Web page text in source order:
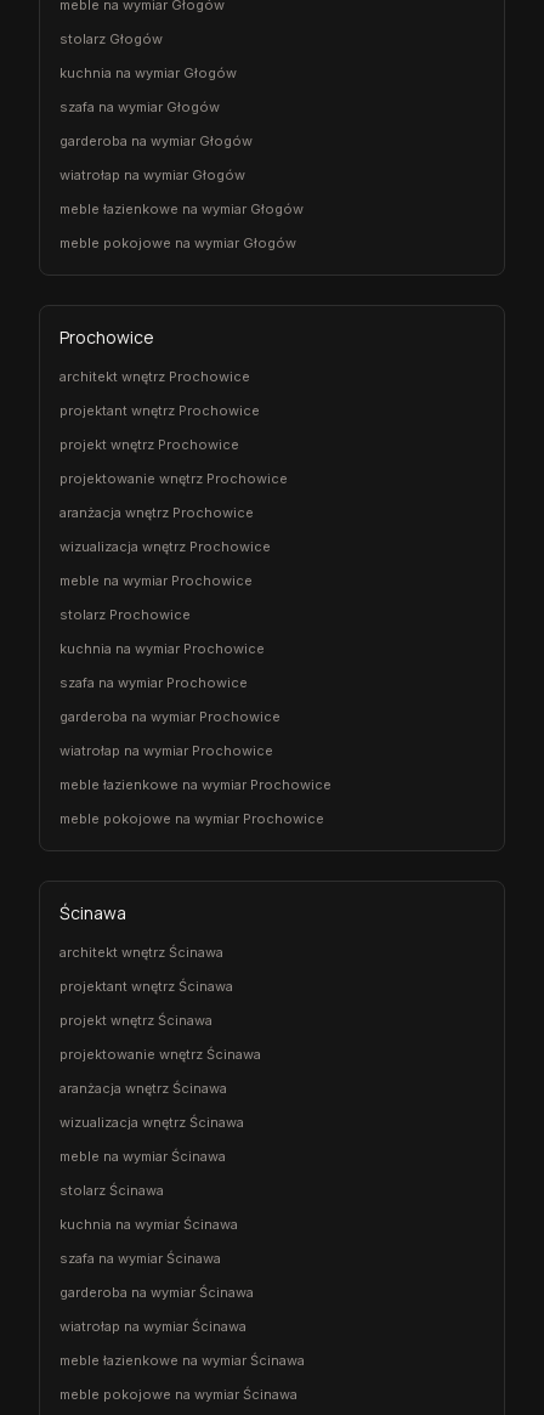
meble na wymiar Głogów
stolarz Głogów
kuchnia na wymiar Głogów
szafa na wymiar Głogów
garderoba na wymiar Głogów
wiatrołap na wymiar Głogów
meble łazienkowe na wymiar Głogów
meble pokojowe na wymiar Głogów
Prochowice
architekt wnętrz Prochowice
projektant wnętrz Prochowice
projekt wnętrz Prochowice
projektowanie wnętrz Prochowice
aranżacja wnętrz Prochowice
wizualizacja wnętrz Prochowice
meble na wymiar Prochowice
stolarz Prochowice
kuchnia na wymiar Prochowice
szafa na wymiar Prochowice
garderoba na wymiar Prochowice
wiatrołap na wymiar Prochowice
meble łazienkowe na wymiar Prochowice
meble pokojowe na wymiar Prochowice
Ścinawa
architekt wnętrz Ścinawa
projektant wnętrz Ścinawa
projekt wnętrz Ścinawa
projektowanie wnętrz Ścinawa
aranżacja wnętrz Ścinawa
wizualizacja wnętrz Ścinawa
meble na wymiar Ścinawa
stolarz Ścinawa
kuchnia na wymiar Ścinawa
szafa na wymiar Ścinawa
garderoba na wymiar Ścinawa
wiatrołap na wymiar Ścinawa
meble łazienkowe na wymiar Ścinawa
meble pokojowe na wymiar Ścinawa